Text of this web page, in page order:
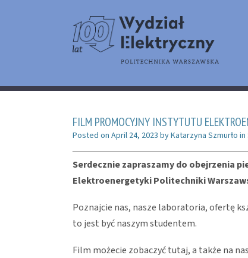
FILM PROMOCYJNY INSTYTUTU
Posted on April 24, 2023 byKatarzyna Szmurło in
Serdecznie zapraszamy do obejrzenia
Elektroenergetyki Politechniki
Poznajcie nas, nasze laboratoria, ofertę
to jest być naszym studentem.
Film możecie zobaczyć tutaj, a także na